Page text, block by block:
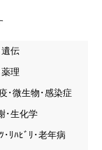
伝
理
･微生物･感染症
･生化学
･ﾘﾊﾋﾞﾘ･老年病